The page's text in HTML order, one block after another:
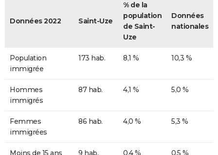
Données 2022 Saint-Uze
% de la
population
de Saint-
Uze
Données
nationales
Population
immigrée
173 hab. 8,1 % 10,3 %
Hommes
immigrés
87 hab. 4,1 % 5,0 %
Femmes
immigrées
86 hab. 4,0 % 5,3 %